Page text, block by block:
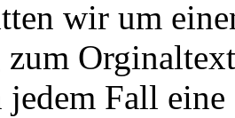
wir um
Fall